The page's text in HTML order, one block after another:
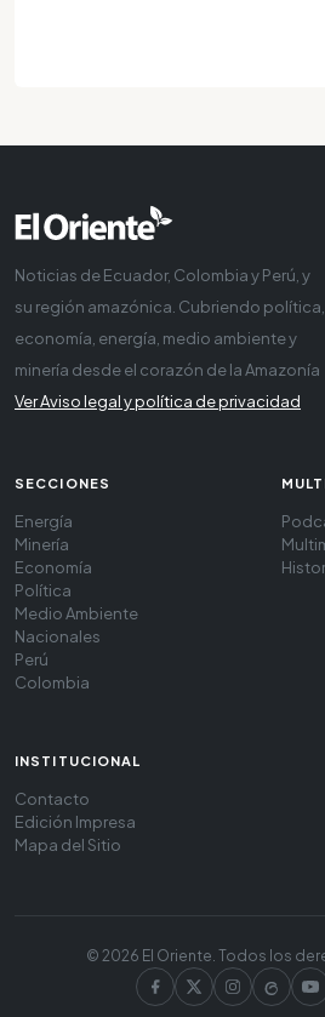
Noticias de Ecuador, Colombia y Perú, y
su región amazónica. Cubriendo política,
economía, energía, medio ambiente y
minería desde el corazón de la Amazonía
Ver Aviso legal y política de privacidad
SECCIONES
Energía
Minería
Economía
Política
Medio Ambiente
Nacionales
Perú
Colombia
INSTITUCIONAL
Contacto
Edición Impresa
Mapa del Sitio
© 2026 El Oriente. Todos los